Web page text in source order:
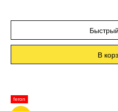
В
feron